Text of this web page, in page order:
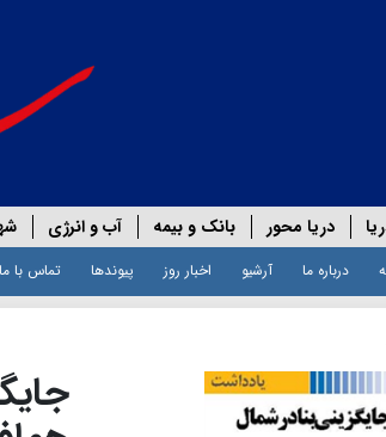
دریا محور بانک و بیمه آب و انرژی
درباره ما آرشیو اخبار روز پیوندها تماس با ما